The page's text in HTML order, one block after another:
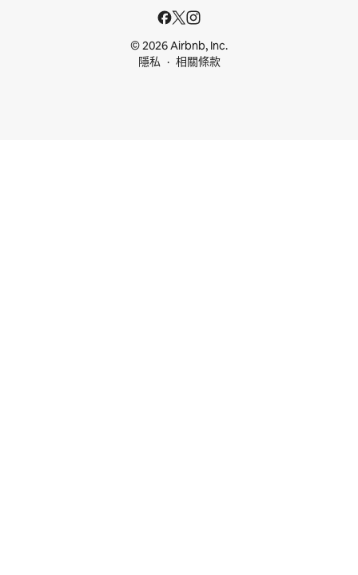
© 2026 Airbnb, Inc.
隱私
相關條款